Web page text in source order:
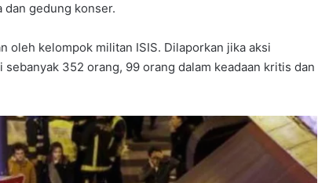
gedung konser.
oleh kelompok militan ISIS. Dilaporkan jika aksi
352 orang, 99 orang dalam keadaan kritis dan